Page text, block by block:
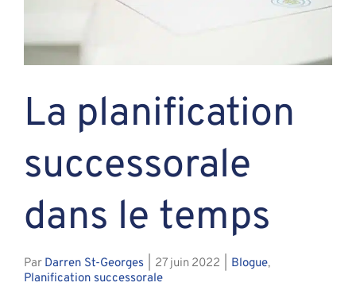
Nous joindre
La planification
successorale
dans le temps
Par Darren St-Georges 27 juin 2022 Blogue,
Planification successorale